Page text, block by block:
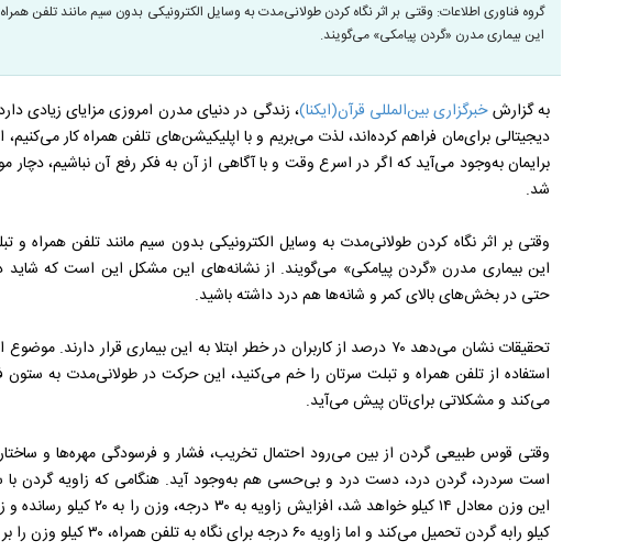
گروه فناوری اطلاعات: وقتی بر اثر نگاه کردن طولانی‌مدت به وسایل الکترونیکی بدون سیم مانند تلفن
این بیماری مدرن «گردن پیامکی» می‌گویند.
به گزارشخبرگزاری بین‌المللی قرآن(ایکنا)، زندگی در دنیای مدرن امروزی مزایای زیادی
دیجیتالی برای‌مان فراهم کرده‌اند، لذت می‌بریم و با اپلیکیشن‌های تلفن همراه کار
برایمان به‌وجود می‌آید که اگر در اسرع وقت و با آگاهی از آن به فکر رفع آن نباشیم،
شد.
وقتی بر اثر نگاه کردن طولانی‌مدت به وسایل الکترونیکی بدون سیم مانند تلفن همراه و
این بیماری مدرن «گردن پیامکی» می‌گویند. از نشانه‌های این مشکل این است که
حتی در بخش‌های بالای کمر و شانه‌ها هم درد داشته باشید.
تحقیقات نشان می‌دهد ۷۰ درصد از کاربران در خطر ابتلا به این بیماری قرار
استفاده از تلفن همراه و تبلت سرتان را خم می‌کنید، این حرکت در طولانی‌مدت به
می‌کند و مشکلاتی برای‌تان پیش می‌آید.
وقتی قوس طبیعی گردن از بین می‌رود احتمال تخریب، فشار و فرسودگی مهر‌ه‌ها و
کیلو رابه گردن تحمیل می‌کند و اما زاویه ۶۰ درجه برای نگاه به تلفن همراه، ۳۰ کیلو وزن را بر روی گردن شکل می‌دهد.